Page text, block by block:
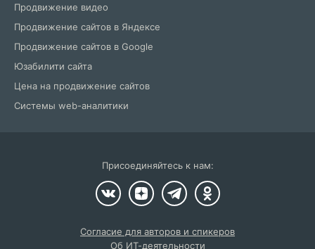
Продвижение видео
Продвижение сайтов в Яндексе
Продвижение сайтов в Google
Юзабилити сайта
Цена на продвижение сайтов
Системы web-аналитики
Присоединяйтесь к нам:
Об ИТ-деятельности
Согласие для авторов и спикеров